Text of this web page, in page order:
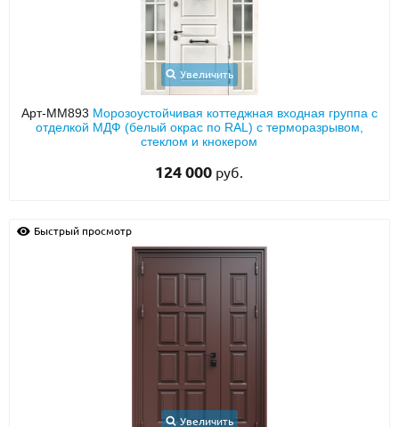
Увеличить
Арт-ММ893 Морозоустойчивая коттеджная входная группа с
отделкой МДФ (белый окрас по RAL) с терморазрывом,
стеклом и кнокером
124 000 руб.
Быстрый просмотр
Увеличить